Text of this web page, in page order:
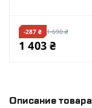
Описание товара
-287 ₴ 1 690 ₴
1 403 ₴